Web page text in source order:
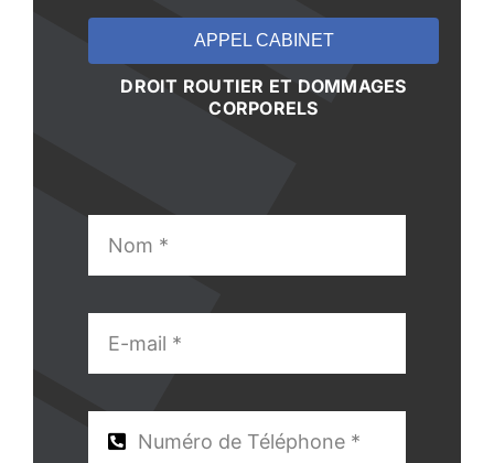
APPEL CABINET
DROIT ROUTIER ET DOMMAGES
CORPORELS